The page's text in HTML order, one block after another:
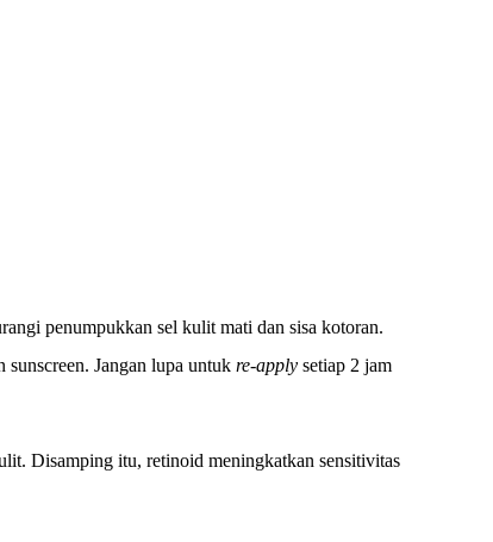
penumpukkan sel kulit mati dan sisa kotoran.
sunscreen. Jangan lupa untukre-apply setiap 2 jam
Disamping itu, retinoid meningkatkan sensitivitas